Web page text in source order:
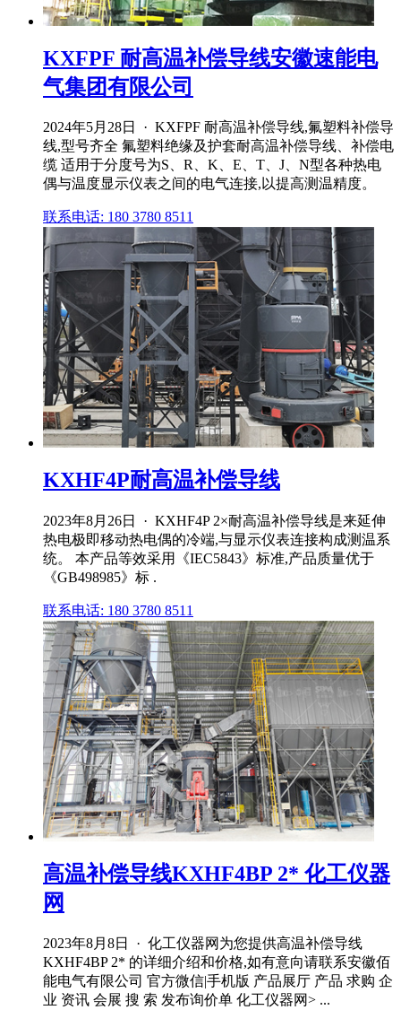
KXFPF 耐高温补偿导线安徽速能电
气集团有限公司
2024年5月28日 · KXFPF 耐高温补偿导线,氟塑料补偿导
线,型号齐全 氟塑料绝缘及护套耐高温补偿导线、补偿电
缆 适用于分度号为S、R、K、E、T、J、N型各种热电
偶与温度显示仪表之间的电气连接,以提高测温精度。
联系电话: 180 3780 8511
KXHF4P耐高温补偿导线
2023年8月26日 · KXHF4P 2×耐高温补偿导线是来延伸
热电极即移动热电偶的冷端,与显示仪表连接构成测温系
统。 本产品等效采用《IEC5843》标准,产品质量优于
《GB498985》标 .
联系电话: 180 3780 8511
高温补偿导线KXHF4BP 2* 化工仪器
网
2023年8月8日 · 化工仪器网为您提供高温补偿导线
KXHF4BP 2* 的详细介绍和价格,如有意向请联系安徽佰
能电气有限公司 官方微信|手机版 产品展厅 产品 求购 企
业 资讯 会展 搜 索 发布询价单 化工仪器网> ...